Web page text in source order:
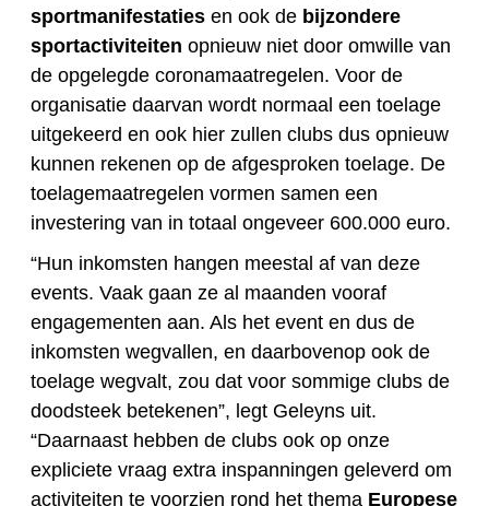
sportmanifestaties en ook de bijzondere
sportactiviteiten opnieuw niet door omwille van
de opgelegde coronamaatregelen. Voor de
organisatie daarvan wordt normaal een toelage
uitgekeerd en ook hier zullen clubs dus opnieuw
kunnen rekenen op de afgesproken toelage. De
toelagemaatregelen vormen samen een
investering van in totaal ongeveer 600.000 euro.
“Hun inkomsten hangen meestal af van deze
events. Vaak gaan ze al maanden vooraf
engagementen aan. Als het event en dus de
inkomsten wegvallen, en daarbovenop ook de
toelage wegvalt, zou dat voor sommige clubs de
doodsteek betekenen”, legt Geleyns uit.
“Daarnaast hebben de clubs ook op onze
expliciete vraag extra inspanningen geleverd om
activiteiten te voorzien rond het thema Europese